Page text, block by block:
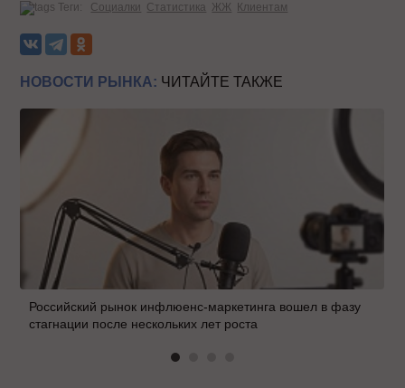
Теги: Социалки Статистика ЖЖ Клиентам
НОВОСТИ РЫНКА: ЧИТАЙТЕ ТАКЖЕ
Российский рынок инфлюенс-маркетинга вошел в фазу
стагнации после нескольких лет роста